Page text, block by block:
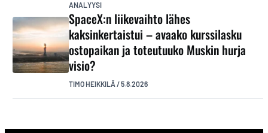
ANALYYSI
SpaceX:n liikevaihto lähes
kaksinkertaistui – avaako kurssilasku
ostopaikan ja toteutuuko Muskin hurja
visio?
TIMO HEIKKILÄ /5.8.2026